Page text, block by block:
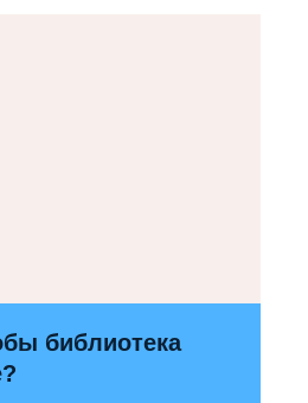
библиотека